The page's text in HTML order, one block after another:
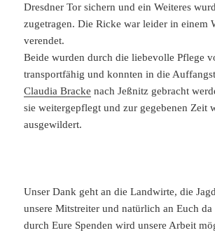
Dresdner Tor sichern und ein Weiteres
zugetragen. Die Ricke war leider in einem
verendet.
Beide wurden durch die liebevolle Pflege
transportfähig und konnten in die
Claudia Bracke nach Jeßnitz gebracht
sie weitergepflegt und zur gegebenen Zeit
ausgewildert.
Unser Dank geht an die Landwirte, die
unsere Mitstreiter und natürlich an Euch da
durch Eure Spenden wird unsere Arbeit